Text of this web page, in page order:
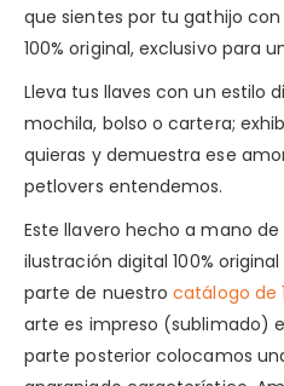
que sientes por tu gathijo
100% original, exclusivo para
Lleva tus llaves con un estilo
mochila, bolso o cartera;
quieras y demuestra ese
petlovers entendemos.
Este llavero hecho a mano
ilustración digital 100%
parte de nuestrocatálogo de
arte es impreso (sublimado)
parte posterior colocamos